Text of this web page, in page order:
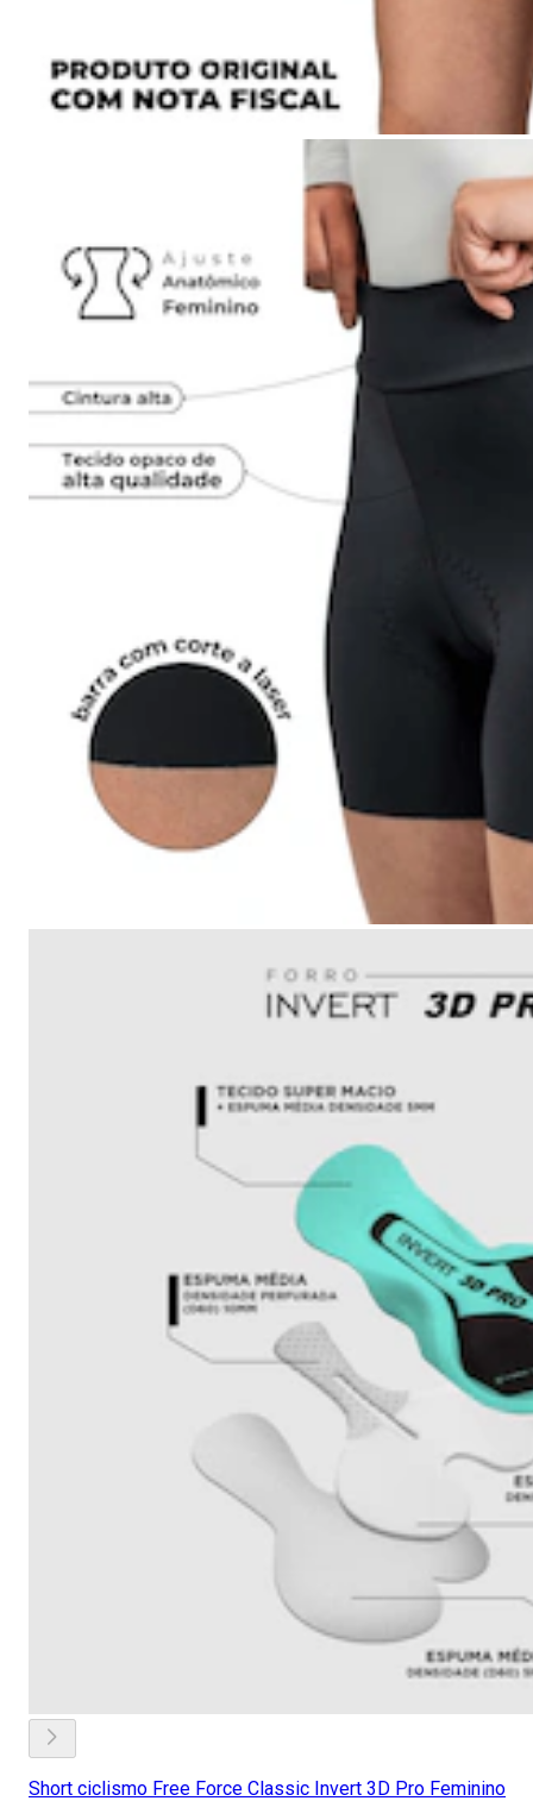
Short ciclismo Free Force Classic Invert 3D Pro Feminino